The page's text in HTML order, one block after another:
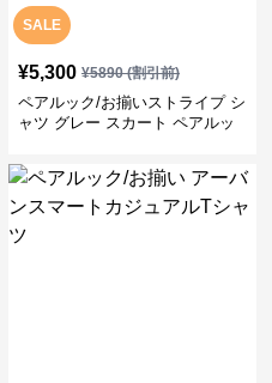
SALE
¥5,300 ¥5890(割引前)
ペアルック/お揃いストライプ シ
ャツ グレー スカート ペアルッ